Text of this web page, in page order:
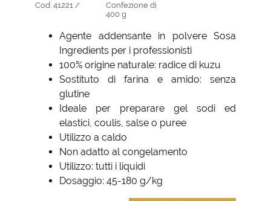
Cod: 41221 /
Confezione di
400 g
Agente addensante in polvere Sosa
Ingredients per i professionisti
100% origine naturale: radice di kuzu
Sostituto di farina e amido: senza
glutine
Ideale per preparare gel sodi ed
elastici, coulis, salse o puree
Utilizzo a caldo
Non adatto al congelamento
Utilizzo: tutti i liquidi
Dosaggio: 45-180 g/kg